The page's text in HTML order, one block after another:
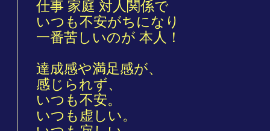
仕事 家庭 対人関係で
いつも不安がちになり
一番苦しいのが 本人！
達成感や満足感が、
感じられず、
いつも不安。
いつも虚しい。